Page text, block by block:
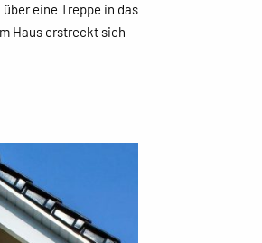
eine Treppe in das
Haus erstreckt sich